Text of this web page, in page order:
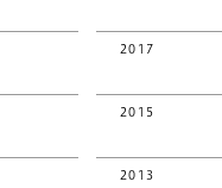
2017
2015
2013